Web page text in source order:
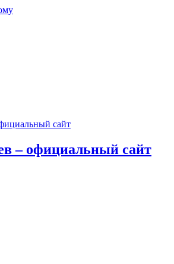
– официальный сайт